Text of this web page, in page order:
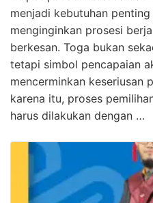
menjadi kebutuhan
menginginkan prosesi
berkesan. Toga bukan
tetapi simbol pencapaian
mencerminkan keseriusan
karena itu, proses
harus dilakukan dengan …